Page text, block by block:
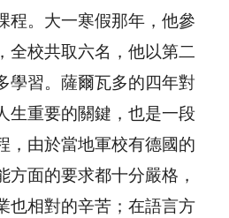
程。大一寒假那年，他參
全校共取六名，他以第二
學習。薩爾瓦多的四年對
生重要的關鍵，也是一段
，由於當地軍校有德國的
方面的要求都十分嚴格，
也相對的辛苦；在語言方